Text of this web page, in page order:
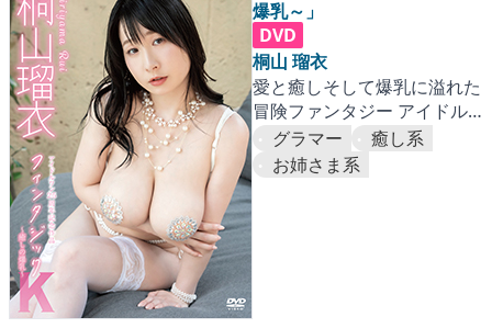
爆乳～」
DVD
桐山 瑠衣
愛と癒しそして爆乳に溢れた
冒険ファンタジー アイドル
ワン25周年記念の連続作品第
2弾！！
グラマー
癒し系
お姉さま系